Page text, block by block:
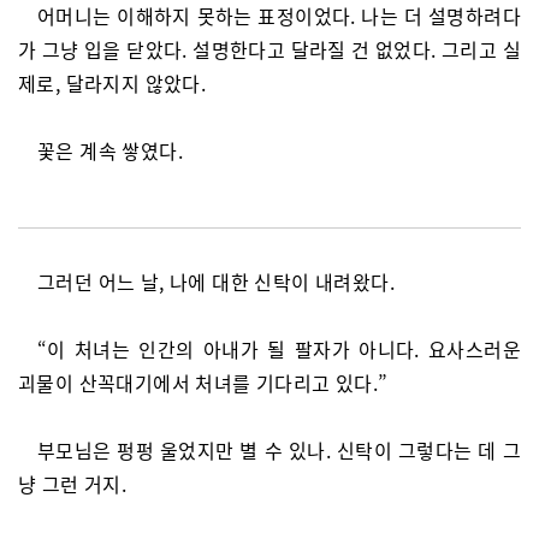
어머니는 이해하지 못하는 표정이었다. 나는 더 설명하려다
가 그냥 입을 닫았다. 설명한다고 달라질 건 없었다. 그리고 실
제로, 달라지지 않았다.
꽃은 계속 쌓였다.
그러던 어느 날, 나에 대한 신탁이 내려왔다.
“이 처녀는 인간의 아내가 될 팔자가 아니다. 요사스러운
괴물이 산꼭대기에서 처녀를 기다리고 있다.”
부모님은 펑펑 울었지만 별 수 있나. 신탁이 그렇다는 데 그
냥 그런 거지.